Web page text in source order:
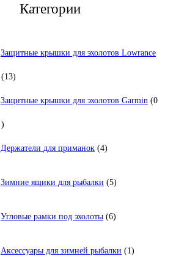
Категории
Защитные крышки для эхолотов Lowrance
1313
Защитные крышки для эхолотов Garmin 0
0
Держатели для приманок 4товара
Зимние ящики для рыбалки 5товаров
Угловые рамки под эхолоты 6товаров
Аксессуары для зимней рыбалки 1товар